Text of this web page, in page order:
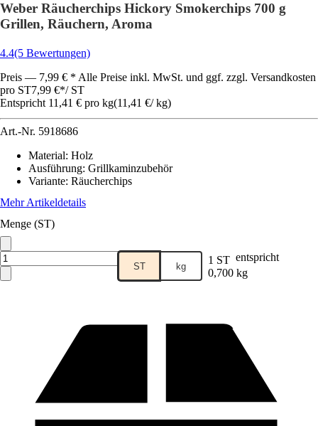
Weber Räucherchips Hickory Smokerchips 700 g
Grillen, Räuchern, Aroma
4.4(5 Bewertungen)
Preis — 7,99 € * Alle Preise inkl. MwSt. und ggf. zzgl. Versandkosten
pro ST7,99 €*/ ST
Entspricht 11,41 € pro kg(11,41 €/ kg)
Art.-Nr. 5918686
Material: Holz
Ausführung: Grillkaminzubehör
Variante: Räucherchips
Mehr Artikeldetails
Menge (ST)
ST kg 1 ST entspricht
0,700 kg